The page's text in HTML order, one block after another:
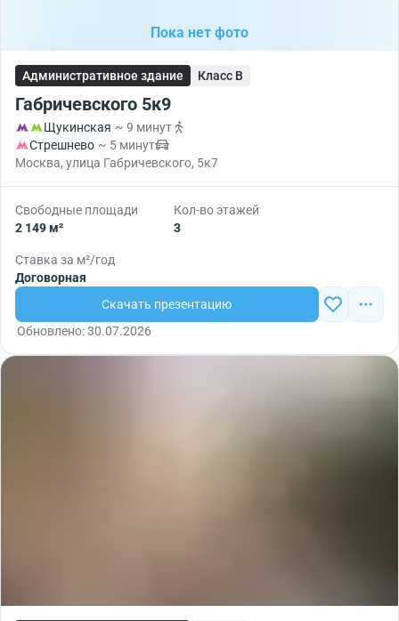
Пока нет фото
Административное здание Класс B
Габричевского 5к9
Щукинская ~ 9 минут
Стрешнево ~ 5 минут
Москва, улица Габричевского, 5к7
Свободные площади
2 149 м²
Кол-во этажей
3
Ставка за м²/год
Договорная
Скачать презентацию
Обновлено: 30.07.2026